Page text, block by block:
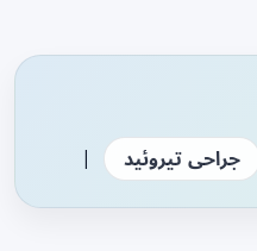
جراحی تیروئید |